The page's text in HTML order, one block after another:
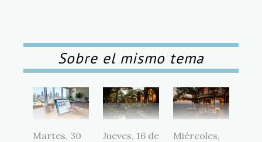
Sobre el mismo tema
Martes, 30
Jueves, 16 de
Miércoles,